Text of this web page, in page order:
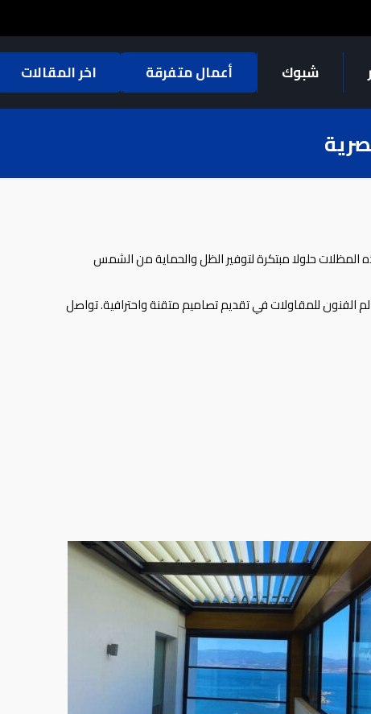
شبوك أعمال متفرقة اخر المقالات
حلولا مبتكرة لتوفير الظل والحماية من الشمس
الفنون للمقاولات في تقديم تصاميم متقنة واحترافية. تواصل